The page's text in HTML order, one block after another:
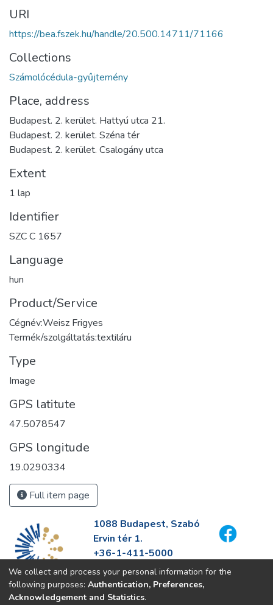
URI
https://bea.fszek.hu/handle/20.500.14711/71166
Collections
Számolócédula-gyűjtemény
Place, address
Budapest. 2. kerület. Hattyú utca 21.
Budapest. 2. kerület. Széna tér
Budapest. 2. kerület. Csalogány utca
Extent
1 lap
Identifier
SZC C 1657
Language
hun
Product/Service
Cégnév:Weisz Frigyes
Termék/szolgáltatás:textiláru
Type
Image
GPS latitute
47.5078547
GPS longitude
19.0290334
Full item page
1088 Budapest, Szabó
Ervin tér 1.
+36-1-411-5000
info@fszek.hu
https://fszek.hu
We collect and process your personal information for the
following purposes: Authentication, Preferences,
Acknowledgement and Statistics.